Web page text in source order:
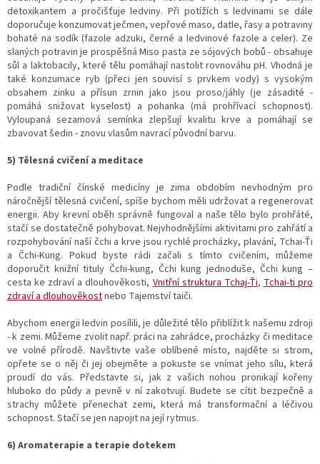
detoxikantem a pročišťuje ledviny. Při potížích s ledvinami se dále
doporučuje konzumovat ječmen, vepřové maso, datle, řasy a potraviny
bohaté na sodík (fazole adzuki, černé a ledvinové fazole a celer). Ze
slaných potravin je prospěšná Miso pasta ze sójových bobů - obsahuje
sůl a laktobacily, které tělu pomáhají nastolit rovnováhu pH. Vhodná je
také konzumace ryb (přeci jen souvisí s prvkem vody) s vysokým
obsahem zinku a přísun zrnin jako jsou proso/jáhly (je zásadité -
pomáhá snižovat kyselost) a pohanka (má prohřívací schopnost).
Vyloupaná sezamová semínka zlepšují kvalitu krve a pomáhají se
zbavovat šedin - znovu vlasům navrací původní barvu.
5) Tělesná cvičení a meditace
Podle tradiční čínské medicíny je zima obdobím nevhodným pro
náročnější tělesná cvičení, spíše bychom měli udržovat a regenerovat
energii. Aby krevní oběh správně fungoval a naše tělo bylo prohřáté,
stačí se dostatečně pohybovat. Nejvhodnějšími aktivitami pro zahřátí a
rozpohybování naší čchi a krve jsou rychlé procházky, plavání, Tchai-Ťi
a Čchi-Kung. Pokud byste rádi začali s tímto cvičením, můžeme
doporučit knižní tituly Čchi-kung, Čchi kung jednoduše, Čchi kung –
cesta ke zdraví a dlouhověkosti, Vnitřní struktura Tchaj-Ťi, Tchai-ti pro
zdraví a dlouhověkostnebo Tajemství taiči.
Abychom energii ledvin posílili, je důležité tělo přiblížit k našemu zdroji
- k zemi. Můžeme zvolit např. práci na zahrádce, procházky či meditace
ve volné přírodě. Navštivte vaše oblíbené místo, najděte si strom,
opřete se o něj či jej obejměte a pokuste se vnímat jeho sílu, která
proudí do vás. Představte si, jak z vašich nohou pronikají kořeny
hluboko do půdy a pevně v ní zakotvují. Budete se cítit bezpečně a
strachy můžete přenechat zemi, která má transformační a léčivou
schopnost. Stačí se jen napojit na její rytmus.
6) Aromaterapie a terapie dotekem